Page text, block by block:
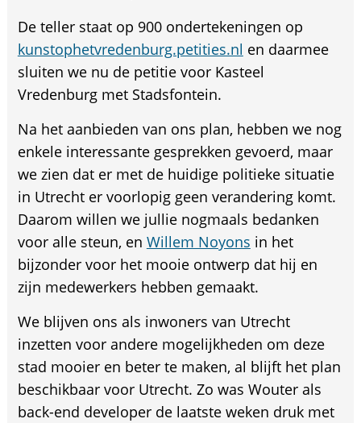
De teller staat op 900 ondertekeningen op
kunstophetvredenburg.petities.nl en daarmee
sluiten we nu de petitie voor Kasteel
Vredenburg met Stadsfontein.
Na het aanbieden van ons plan, hebben we nog
enkele interessante gesprekken gevoerd, maar
we zien dat er met de huidige politieke situatie
in Utrecht er voorlopig geen verandering komt.
Daarom willen we jullie nogmaals bedanken
voor alle steun, en Willem Noyons in het
bijzonder voor het mooie ontwerp dat hij en
zijn medewerkers hebben gemaakt.
We blijven ons als inwoners van Utrecht
inzetten voor andere mogelijkheden om deze
stad mooier en beter te maken, al blijft het plan
beschikbaar voor Utrecht. Zo was Wouter als
back-end developer de laatste weken druk met